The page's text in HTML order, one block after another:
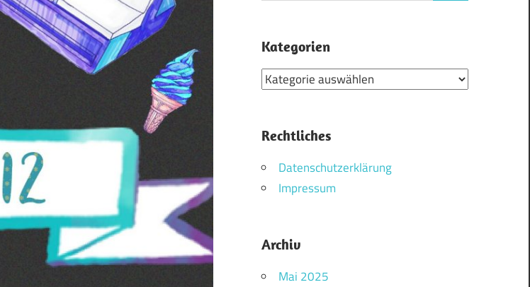
Kategorien
Kategorien
Rechtliches
Datenschutzerklärung
Impressum
Archiv
Mai 2025